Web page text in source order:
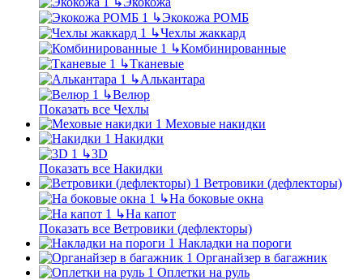
↳Экокожа РОМБ
↳Чехлы жаккард
↳Комбинированные
↳Тканевые
↳Алькантара
↳Велюр
Показать все Чехлы
Меховые накидки
Накидки
↳3D
Показать все Накидки
Ветровики (дефлекторы)
↳На боковые окна
↳На капот
Показать все Ветровики (дефлекторы)
Накладки на пороги
Органайзер в багажник
Оплетки на руль